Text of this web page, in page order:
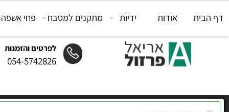
לפרטים והזמנות
054-5742826
אודות ידיות מתקנים למטבח פחי אשפה